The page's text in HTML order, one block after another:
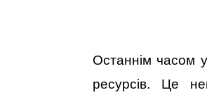
Останнім часом
ресурсів. Це